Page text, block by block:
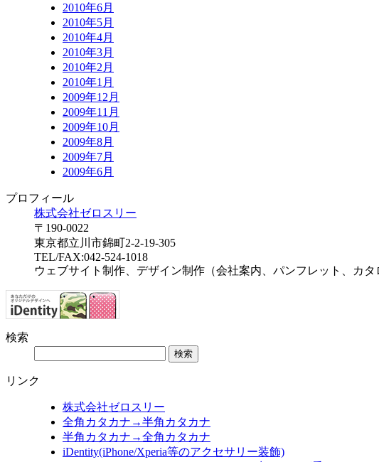
2010年6月
2010年5月
2010年4月
2010年3月
2010年2月
2010年1月
2009年12月
2009年11月
2009年10月
2009年8月
2009年7月
2009年6月
プロフィール
株式会社ゼロスリー
〒190-0022
東京都立川市錦町2-2-19-305
TEL/FAX:042-524-1018
ウェブサイト制作、デザイン制作（会社案内、パンフレット、カ
検索
リンク
株式会社ゼロスリー
全角カタカナ→半角カタカナ
半角カタカナ→全角カタカナ
iDentity(iPhone/Xperia等のアクセサリー装飾)